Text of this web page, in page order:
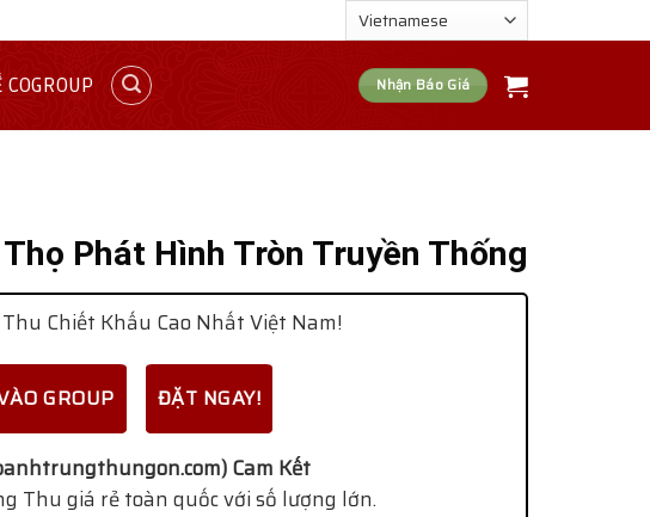
COGROUP Nhận Báo Giá
Phát Hình Tròn Truyền Thống
Chiết Khấu Cao Nhất Việt Nam!
GROUP ĐẶT NGAY!
Cam Kết
Thu giá rẻ toàn quốc với số lượng lớn.